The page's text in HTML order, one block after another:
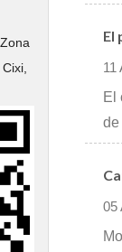
El
11
El
de
05